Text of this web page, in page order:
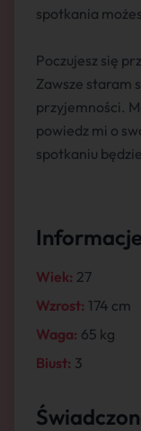
spotkania
Poczujesz się
Zawsze staram
przyjemności.
powiedz mi o
spotkaniu
Informacje
Wiek: 27
Wzrost: 174 cm
Waga: 65 kg
Biust: 3